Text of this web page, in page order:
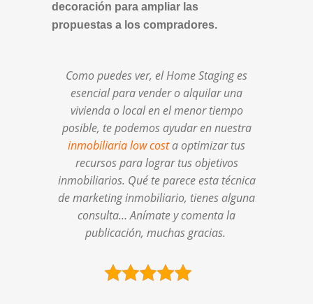
decoración para ampliar las
propuestas a los compradores.
Como puedes ver, el Home Staging es
esencial para vender o alquilar una
vivienda o local en el menor tiempo
posible, te podemos ayudar en nuestra
inmobiliaria low costa optimizar tus
recursos para lograr tus objetivos
inmobiliarios. Qué te parece esta técnica
de marketing inmobiliario, tienes alguna
consulta… Anímate y comenta la
publicación, muchas gracias.